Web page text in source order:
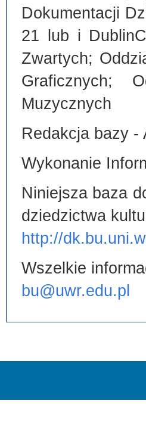
Dokumentacji
21 lub i
Zwartych;
Graficznych;
Muzycznych
Redakcja bazy -
Wykonanie
Niniejsza baza
dziedzictwa
http://
Wszelkie
bu@uwr.edu.pl